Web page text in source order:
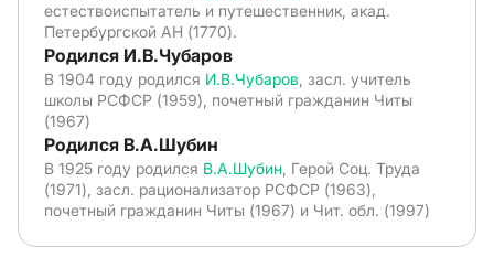
естествоиспытатель и путешественник, акад.
Петербургской АН (1770).
Родился И.В.Чубаров
В 1904 году родился И.В.Чубаров , засл. учитель
школы РСФСР (1959), почетный гражданин Читы
(1967)
Родился В.А.Шубин
В 1925 году родился В.А.Шубин , Герой Соц. Труда
(1971), засл. рационализатор РСФСР (1963),
почетный гражданин Читы (1967) и Чит. обл. (1997)